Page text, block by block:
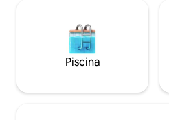
está localizado no final de uma
aldeia onde você pode ver a
um jardim baixo nos fundos, e
causas de contaminação ao
então as criaturas que são
de conservação ecológica, como
Piscina